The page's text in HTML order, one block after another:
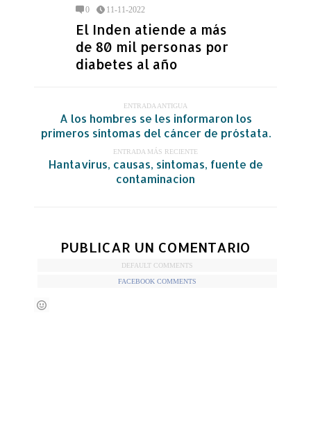
0 11-11-2022
El Inden atiende a más
de 80 mil personas por
diabetes al año
ENTRADA ANTIGUA
A los hombres se les informaron los
primeros síntomas del cáncer de próstata.
ENTRADA MÁS RECIENTE
Hantavirus, causas, sintomas, fuente de
contaminacion
PUBLICAR UN COMENTARIO
DEFAULT COMMENTS
FACEBOOK COMMENTS